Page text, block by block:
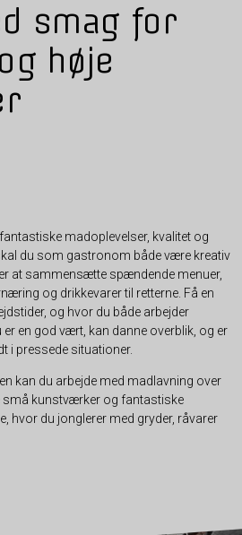
smag for
høje
madoplevelser, kvalitet og
du som gastronom både være kreativ
at sammensætte spændende menuer,
og drikkevarer til retterne. Få en
og hvor du både arbejder
en god vært, kan danne overblik, og er
i pressede situationer.
kan du arbejde med madlavning over
små kunstværker og fantastiske
hvor du jonglerer med gryder, råvarer